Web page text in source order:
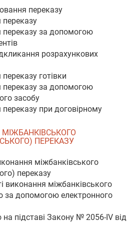
переказу
переказу
переказу за допомогою
розрахункових
готівки
переказу за допомогою
засобу
переказу при договірному
МІЖБАНКІВСЬКОГО
ПЕРЕКАЗУ
міжбанківського
переказу
виконання міжбанківського
за допомогою електронного
підставі Закону № 2056-IV від